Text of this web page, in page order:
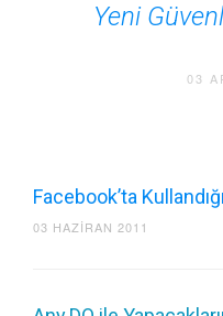
Yeni
03
Facebook’ta
03 HAZIRAN 2011